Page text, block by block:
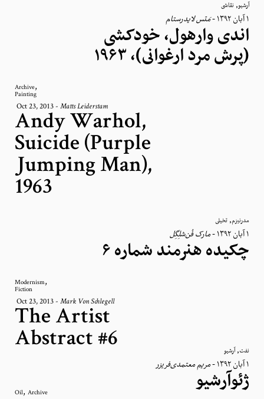
آرشیو, نقاشی
١ آبان ١٣٩٢ -مَتس لایدرستام
اندی وارهول، خودکشی
(پرش مرد ارغوانی)، ۱۹۶۳
Archive,
Painting
Oct 23, 2013- Matts Leiderstam
Andy Warhol,
Suicide (Purple
Jumping Man),
1963
مدرنیزم, تخیلی
١ آبان ١٣٩٢ -مارک فُن‌شلِگِل
چکیده هنرمند شماره ۶
Modernism,
Fiction
Oct 23, 2013- Mark Von Schlegell
The Artist
Abstract #6
نفت, آرشیو
١ آبان ١٣٩٢ -مریم معتمدی‌فریزر
ژئوآرشیو Oil, Archive